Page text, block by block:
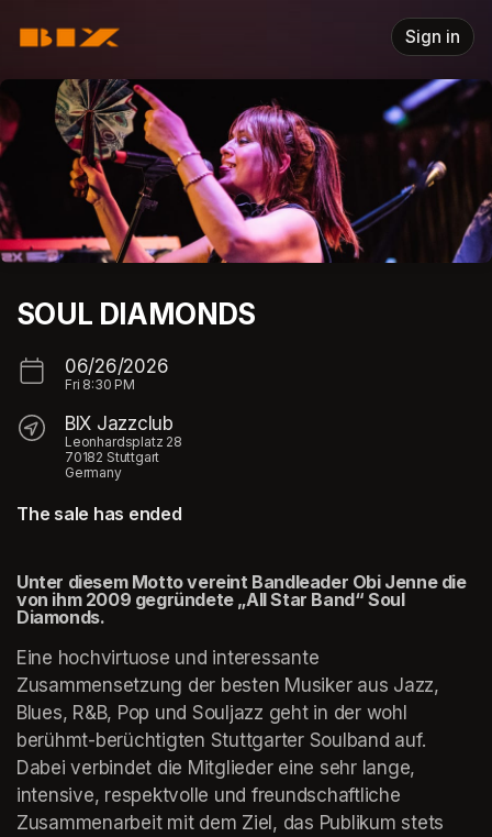
Sign in
SOUL DIAMONDS
06/26/2026
Fri 8:30 PM
BIX Jazzclub
Leonhardsplatz 28
70182 Stuttgart
Germany
The sale has ended
Unter diesem Motto vereint Bandleader Obi Jenne die
von ihm 2009 gegründete „All Star Band“ Soul
Diamonds.
Eine hochvirtuose und interessante
Zusammensetzung der besten Musiker aus Jazz,
Blues, R&B, Pop und Souljazz geht in der wohl
berühmt-berüchtigten Stuttgarter Soulband auf.
Dabei verbindet die Mitglieder eine sehr lange,
intensive, respektvolle und freundschaftliche
Zusammenarbeit mit dem Ziel, das Publikum stets